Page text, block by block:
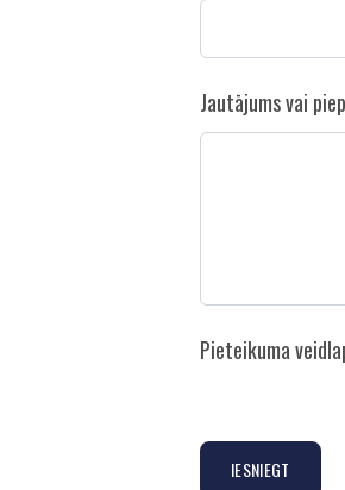
Jautājums vai
Pieteikuma
IESNIEGT